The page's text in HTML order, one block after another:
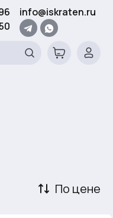
info@iskraten.ru
По цене